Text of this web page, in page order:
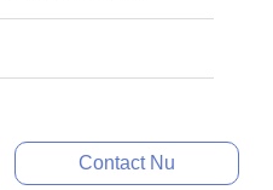
Contact Nu